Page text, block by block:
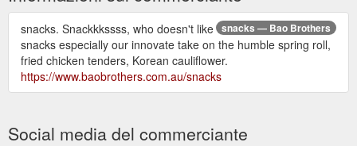
snacks — Bao Brothers
snacks. Snackkkssss, who doesn't like
snacks especially our innovate take on the humble spring roll,
fried chicken tenders, Korean cauliflower.
https://www.baobrothers.com.au/snacks
Social media del commerciante